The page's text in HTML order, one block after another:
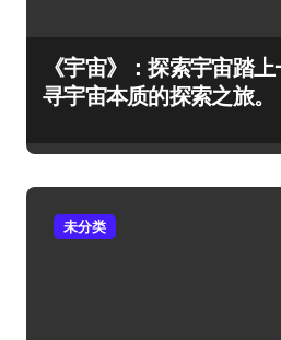
《宇宙》：探索宇宙踏
寻宇宙本质的探索之旅。
未分类